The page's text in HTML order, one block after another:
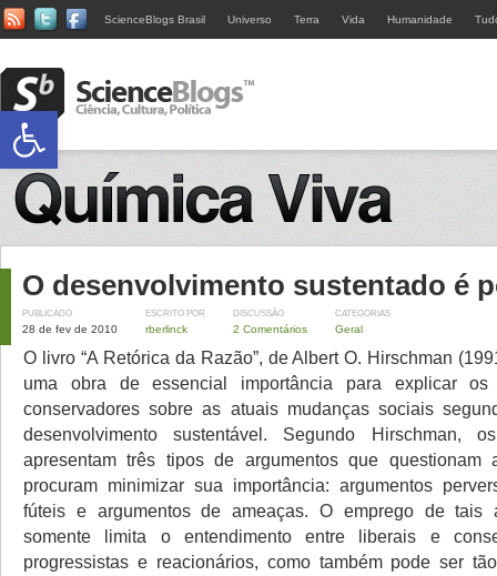
ScienceBlogs Brasil Universo Terra Vida Humanidade
O desenvolvimento sustentado é
PUBLICADO
28 de fev de 2010
ESCRITO POR
rberlinck
DISCUSSÃO
2 Comentários
CATEGORIAS
Geral
O livro “A Retórica da Razão”, de Albert O. Hirschman
uma obra de essencial importância para explicar os
conservadores sobre as atuais mudanças sociais
desenvolvimento sustentável. Segundo Hirschman,
apresentam três tipos de argumentos que questionam
procuram minimizar sua importância: argumentos
fúteis e argumentos de ameaças. O emprego de tais
somente limita o entendimento entre liberais e
progressistas e reacionários, como também pode ser
Abrir a barra de ferramentas